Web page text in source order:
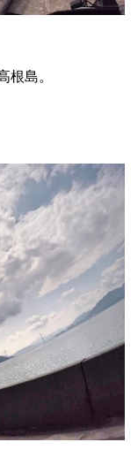
根島。